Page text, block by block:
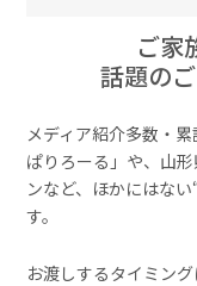
ご家
話題の
メディア紹介多数・
ぱりろーる」や、山
ンなど、ほかにはな
す。
お渡しするタイミン